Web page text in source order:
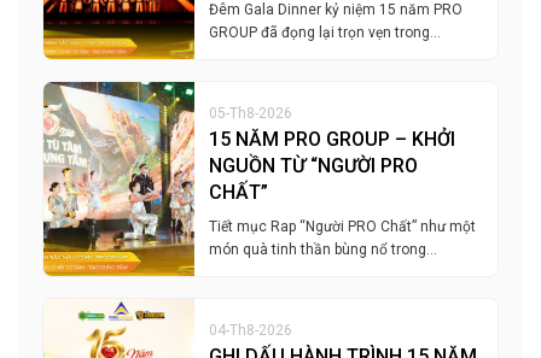
Đêm Gala Dinner kỷ niệm 15 năm PRO
GROUP đã đọng lại trọn vẹn trong…
05-Th8-2026
15 NĂM PRO GROUP – KHỞI
NGUỒN TỪ “NGƯỜI PRO
CHẤT”
Tiết mục Rap “Người PRO Chất” như một
món quà tinh thần bùng nổ trong…
04-Th8-2026